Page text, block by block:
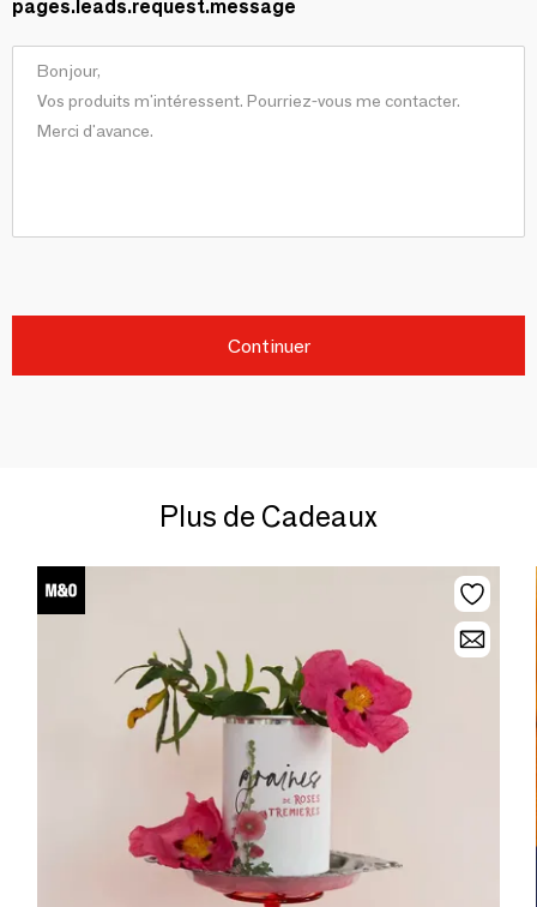
pages.leads.request.message
Continuer
Plus de Cadeaux